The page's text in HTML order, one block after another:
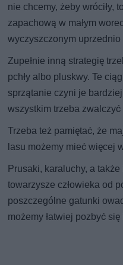
nie chcemy, żeby wróciły,
zapachową w małym
wyczyszczonym uprzednio
Zupełnie inną strategię
pchły albo pluskwy. Te
sprzątanie czyni je
wszystkim trzeba
Trzeba też pamiętać, że
lasu możemy mieć więcej
Prusaki, karaluchy, a
towarzysze człowieka od
poszczególne gatunki
możemy łatwiej pozbyć